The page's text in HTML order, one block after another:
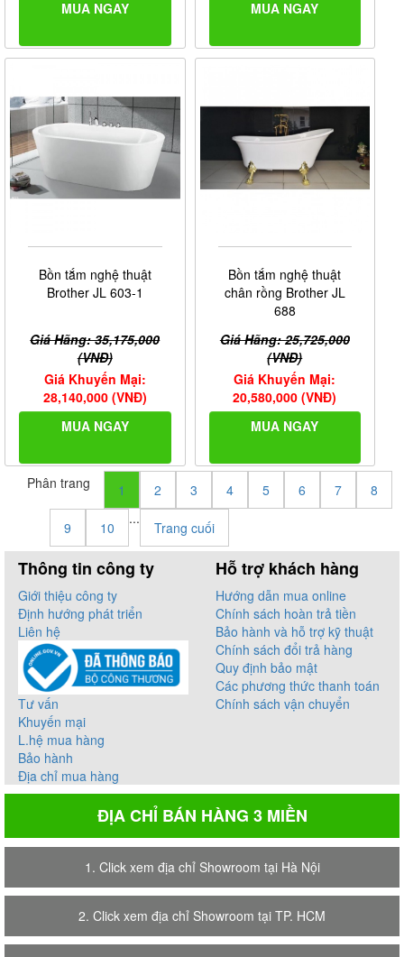
MUA NGAY
MUA NGAY
Bồn tắm nghệ thuật
Brother JL 603-1
Giá Hãng: 35,175,000
(VNĐ)
Giá Khuyến Mại:
28,140,000 (VNĐ)
MUA NGAY
Bồn tắm nghệ thuật
chân rồng Brother JL
688
Giá Hãng: 25,725,000
(VNĐ)
Giá Khuyến Mại:
20,580,000 (VNĐ)
MUA NGAY
Phân trang 1 2 3 4 5 6 7 8
9 10
...
Trang cuối
Thông tin công ty
Giới thiệu công ty
Định hướng phát triển
Liên hệ
Tư vấn
Khuyến mại
L.hệ mua hàng
Bảo hành
Địa chỉ mua hàng
Hỗ trợ khách hàng
Hướng dẫn mua online
Chính sách hoàn trả tiền
Bảo hành và hỗ trợ kỹ thuật
Chính sách đổi trả hàng
Quy định bảo mật
Các phương thức thanh toán
Chính sách vận chuyển
ĐỊA CHỈ BÁN HÀNG 3 MIỀN
1. Click xem địa chỉ Showroom tại Hà Nội
2. Click xem địa chỉ Showroom tại TP. HCM